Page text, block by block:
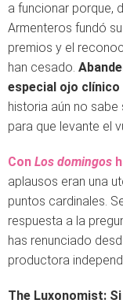
a funcionar porque,
Armenteros fundó
premios y el
han cesado.
especial ojo
historia aún no sabe
para que levante el
Con Los domingos
aplausos eran una
puntos cardinales.
respuesta a la
has renunciado
productora
The Luxonomist: